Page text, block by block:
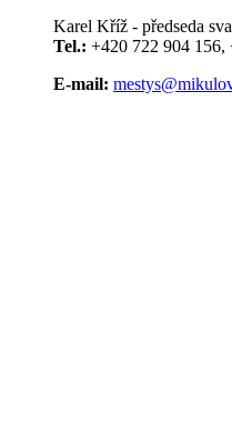
Karel Kříž - předseda
Tel.: +420 722 904 156,
E-mail: